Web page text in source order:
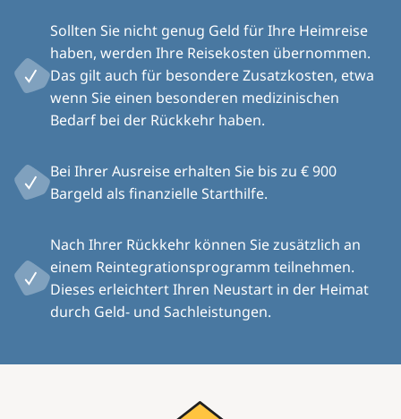
Sollten Sie nicht genug Geld für Ihre Heimreise
haben, werden Ihre Reisekosten übernommen.
Das gilt auch für besondere Zusatzkosten, etwa
wenn Sie einen besonderen medizinischen
Bedarf bei der Rückkehr haben.
Bei Ihrer Ausreise erhalten Sie bis zu € 900
Bargeld als finanzielle Starthilfe.
Nach Ihrer Rückkehr können Sie zusätzlich an
einem Reintegrationsprogramm teilnehmen.
Dieses erleichtert Ihren Neustart in der Heimat
durch Geld- und Sachleistungen.